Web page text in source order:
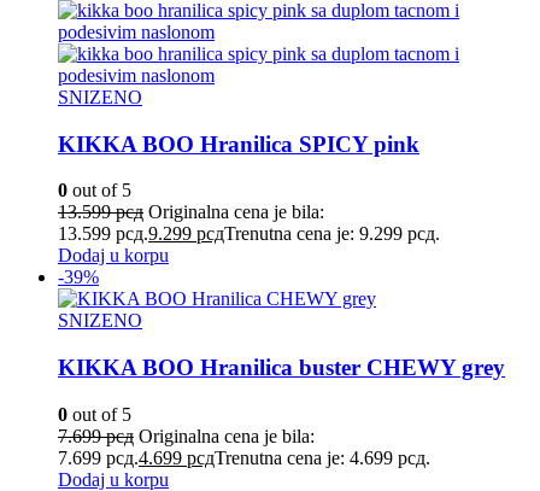
SNIZENO
KIKKA BOO Hranilica SPICY pink
0 out of 5
13.599рсд Originalna cena je bila:
13.599 рсд.9.299 рсдTrenutna cena je: 9.299 рсд.
Dodaj u korpu
-39%
SNIZENO
KIKKA BOO Hranilica buster CHEWY grey
0 out of 5
7.699рсд Originalna cena je bila:
7.699 рсд.4.699 рсдTrenutna cena je: 4.699 рсд.
Dodaj u korpu